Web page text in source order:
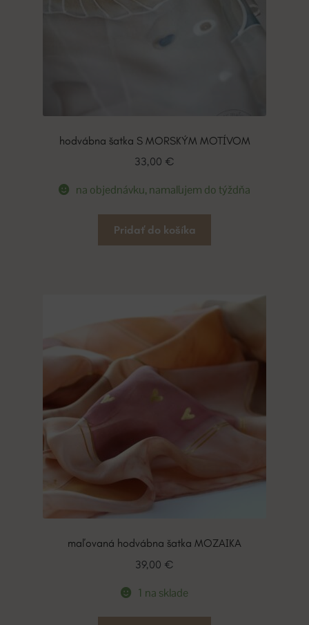
hodvábna šatka S MORSKÝM MOTÍVOM
33,00 €
na objednávku, namaľujem do týždňa
Pridať do košíka
maľovaná hodvábna šatka MOZAIKA
39,00 €
1 na sklade